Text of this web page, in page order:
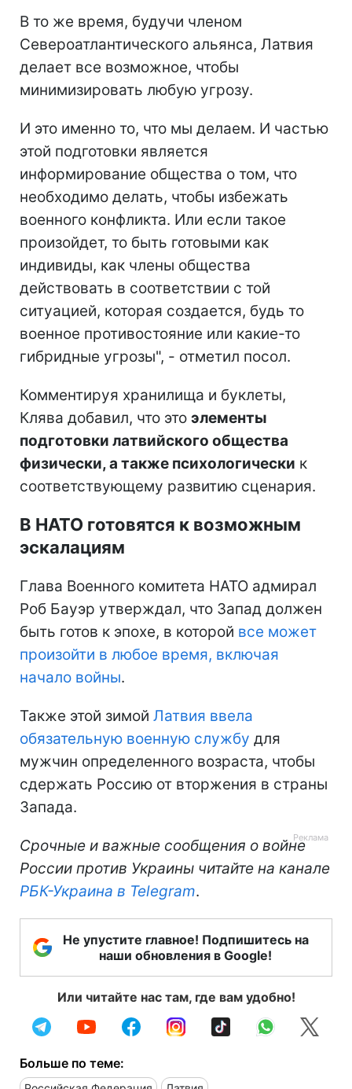
В то же время, будучи членом
Североатлантического альянса, Латвия
делает все возможное, чтобы
минимизировать любую угрозу.
И это именно то, что мы делаем. И частью
этой подготовки является
информирование общества о том, что
необходимо делать, чтобы избежать
военного конфликта. Или если такое
произойдет, то быть готовыми как
индивиды, как члены общества
действовать в соответствии с той
ситуацией, которая создается, будь то
военное противостояние или какие-то
гибридные угрозы", - отметил посол.
Комментируя хранилища и буклеты,
Клява добавил, что это элементы
подготовки латвийского общества
физически, а также психологически к
соответствующему развитию сценария.
В НАТО готовятся к возможным
эскалациям
Глава Военного комитета НАТО адмирал
Роб Бауэр утверждал, что Запад должен
быть готов к эпохе, в которой все может
произойти в любое время, включая
начало войны.
Также этой зимой Латвия ввела
обязательную военную службу для
мужчин определенного возраста, чтобы
сдержать Россию от вторжения в страны
Запада.
Срочные и важные сообщения о войне
России против Украины читайте на канале
РБК-Украина в Telegram.
Не упустите главное! Подпишитесь на
наши обновления в Google!
Или читайте нас там, где вам удобно!
Больше по теме: